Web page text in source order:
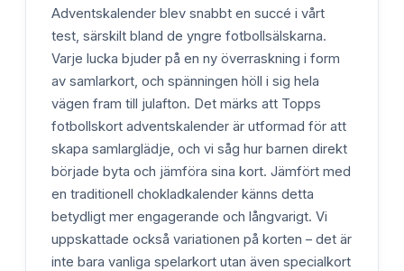
Adventskalender blev snabbt en succé i vårt
test, särskilt bland de yngre fotbollsälskarna.
Varje lucka bjuder på en ny överraskning i form
av samlarkort, och spänningen höll i sig hela
vägen fram till julafton. Det märks att Topps
fotbollskort adventskalender är utformad för att
skapa samlarglädje, och vi såg hur barnen direkt
började byta och jämföra sina kort. Jämfört med
en traditionell chokladkalender känns detta
betydligt mer engagerande och långvarigt. Vi
uppskattade också variationen på korten – det är
inte bara vanliga spelarkort utan även specialkort